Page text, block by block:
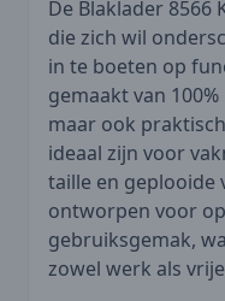
De Blaklader 8566
die zich wil
in te boeten op
gemaakt van
maar ook
ideaal zijn voor
taille en geplooide
ontworpen voor
gebruiksgemak,
zowel werk als